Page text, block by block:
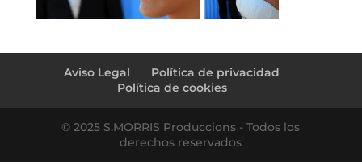
Aviso Legal
Política de privacidad
Política de cookies
© 2025 S.MORRIS Produccions - Todos los
derechos reservados